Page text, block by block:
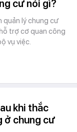
cư nói gì?
quản lý chung cư
trợ cơ quan công
vụ việc.
khi thắc
ở chung cư